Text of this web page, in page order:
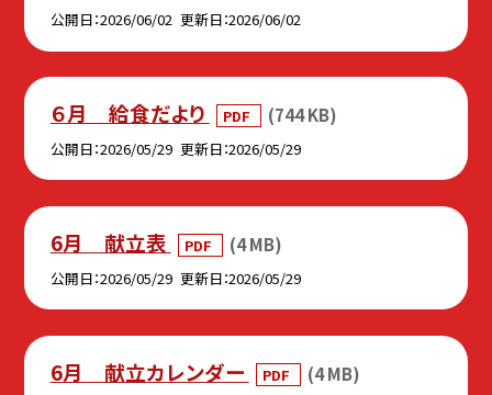
公開日 2026/06/02 更新日 2026/06/02
６月 給食だより PDF (744 KB)
公開日 2026/05/29 更新日 2026/05/29
6月 献立表 PDF (4 MB)
公開日 2026/05/29 更新日 2026/05/29
6月 献立カレンダー PDF (4 MB)